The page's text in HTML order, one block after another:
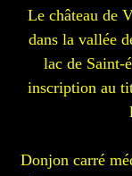
Le château de
dans la vallée
lac de Saint-
inscription au
Donjon carré